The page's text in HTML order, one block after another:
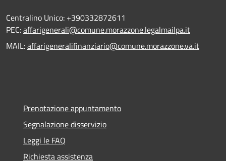
Centralino Unico: +390332872611
PEC:affarigenerali@comune.morazzone.legalmailpa.it
MAIL:affarigeneralifinanziario@comune.morazzone.va.it
Prenotazione appuntamento
Segnalazione disservizio
Leggi le FAQ
Richiesta assistenza